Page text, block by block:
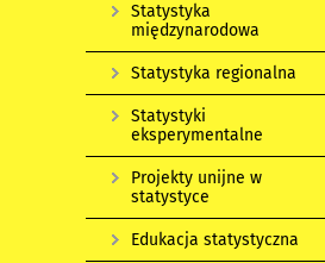
Statystyka
międzynarodowa
Statystyka regionalna
Statystyki
eksperymentalne
Projekty unijne w
statystyce
Edukacja statystyczna